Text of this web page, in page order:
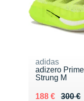
adidas
adizero
Strung M
300 €
Au lieu de
188 €
Vendu 188 €